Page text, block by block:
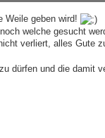
Weile geben wird!
welche gesucht
verliert, alles Gute
dürfen und die damit